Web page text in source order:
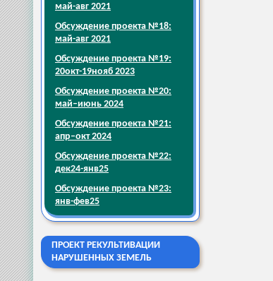
май-авг 2021
Обсуждение проекта №18:
май-авг 2021
Обсуждение проекта №19:
20окт-19нояб 2023
Обсуждение проекта №20:
май–июнь 2024
Обсуждение проекта №21:
апр–окт 2024
Обсуждение проекта №22:
дек24-янв25
Обсуждение проекта №23:
янв-фев25
ПРОЕКТ РЕКУЛЬТИВАЦИИ
НАРУШЕННЫХ ЗЕМЕЛЬ